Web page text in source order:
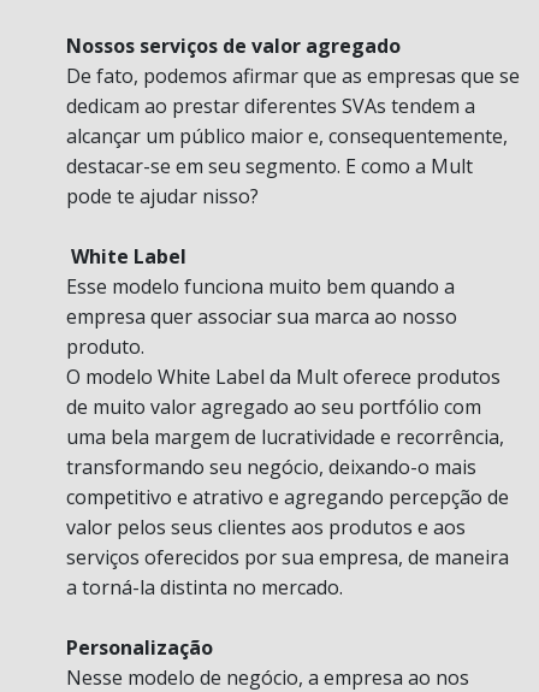
Nossos serviços de valor agregado
De fato, podemos afirmar que as empresas que se
dedicam ao prestar diferentes SVAs tendem a
alcançar um público maior e, consequentemente,
destacar-se em seu segmento. E como a Mult
pode te ajudar nisso?
White Label
Esse modelo funciona muito bem quando a
empresa quer associar sua marca ao nosso
produto.
O modelo White Label da Mult oferece produtos
de muito valor agregado ao seu portfólio com
uma bela margem de lucratividade e recorrência,
transformando seu negócio, deixando-o mais
competitivo e atrativo e agregando percepção de
valor pelos seus clientes aos produtos e aos
serviços oferecidos por sua empresa, de maneira
a torná-la distinta no mercado.
Personalização
Nesse modelo de negócio, a empresa ao nos